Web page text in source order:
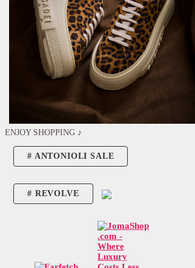
ENJOY SHOPPING ♪
ANTONIOLI SALE
REVOLVE